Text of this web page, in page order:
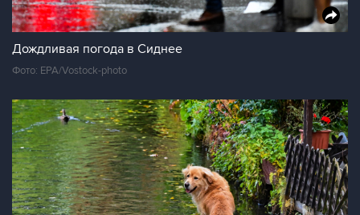
Дождливая погода в Сиднее
Фото: EPA/Vostock-photo